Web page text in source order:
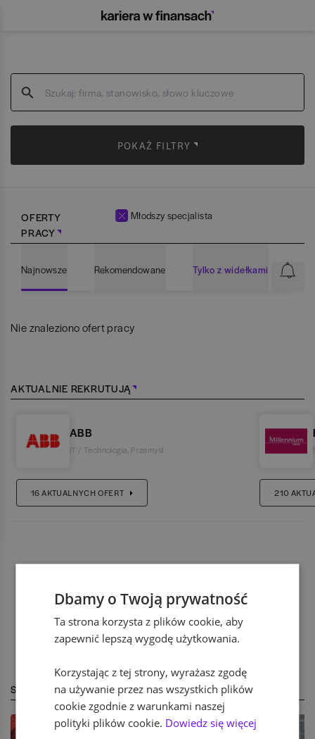
POKAŻ FILTRY
OFERTY
PRACY
Młodszy specjalista
Najnowsze Rekomendowane Tylko z widełkami
Nie znaleziono ofert pracy
AKTUALNIE REKRUTUJĄ
ABB
IT / Technologia Przemysł
16AKTUALNYCH OFERT 210
STREFA EKSPERTA
Dbamy o Twoją prywatność
Ta strona korzysta z plików cookie, aby
zapewnić lepszą wygodę użytkowania.
Korzystając z tej strony, wyrażasz zgodę
na używanie przez nas wszystkich plików
cookie zgodnie z warunkami naszej
polityki plików cookie. Dowiedz się więcej